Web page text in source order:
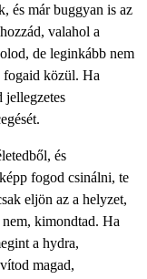
és már buggyan is az
valahol a
de leginkább nem
fogaid közül. Ha
jellegzetes
és
fogod csinálni, te
eljön az a helyzet,
kimondtad. Ha
a hydra,
magad,